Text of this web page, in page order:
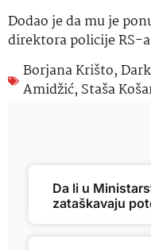
Dodao je da mu je
direktora policije RS-
Borjana Krišto,
Amidžić, Staša
Da li u
zataškavaju